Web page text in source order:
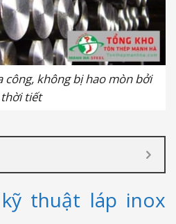
công, không bị hao mòn bởi
thời tiết
thuật láp inox